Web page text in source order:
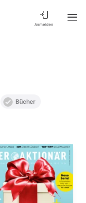
Anmelden
Bücher